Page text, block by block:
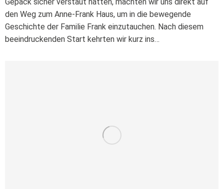
Gepäck sicher verstaut hatten, machten wir uns direkt auf
den Weg zum Anne-Frank Haus, um in die bewegende
Geschichte der Familie Frank einzutauchen. Nach diesem
beeindruckenden Start kehrten wir kurz ins…